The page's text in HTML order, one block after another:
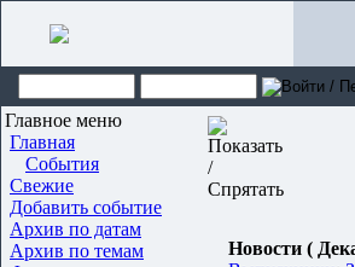
Главное меню
Главная
События
Свежие
Добавить событие
Архив по датам
Архив по темам
Новости (